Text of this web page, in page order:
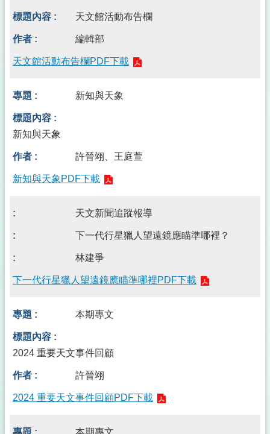
天文館活動布告欄
編輯部
天文館活動布告欄PDF下載
新知與天象
新知與天象
許晉翊、王庭萱
新知與天象PDF下載
天文新聞追蹤報導
下一代行星獵人望遠鏡應瞄準哪裡？
林建爭
下一代行星獵人望遠鏡應瞄準哪裡PDF下載
本期專文
2024 重要天文事件回顧
許晉翊
2024 重要天文事件回顧PDF下載
本期專文